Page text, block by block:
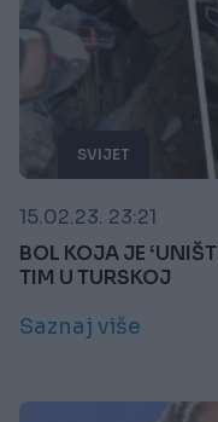
SVIJET
15.02.23. 23:21
BOL KOJA JE
TIM U TURSKOJ
Saznaj više